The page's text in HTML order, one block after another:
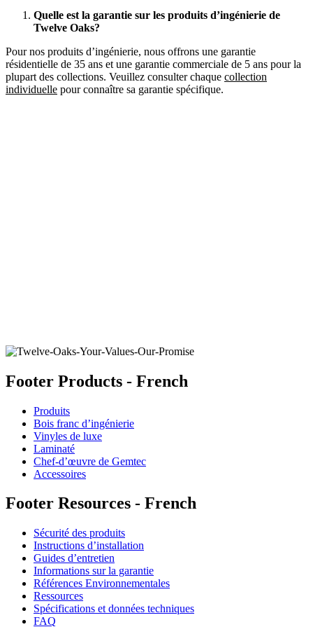
Quelle est la garantie sur les produits d’ingénierie de
Twelve Oaks?
Pour nos produits d’ingénierie, nous offrons une garantie
résidentielle de 35 ans et une garantie commerciale de 5 ans pour la
plupart des collections. Veuillez consulter chaque collection
individuelle pour connaître sa garantie spécifique.
Footer Products - French
Produits
Bois franc d’ingénierie
Vinyles de luxe
Laminaté
Chef-d’œuvre de Gemtec
Accessoires
Footer Resources - French
Sécurité des produits
Instructions d’installation
Guides d’entretien
Informations sur la garantie
Références Environnementales
Ressources
Spécifications et données techniques
FAQ